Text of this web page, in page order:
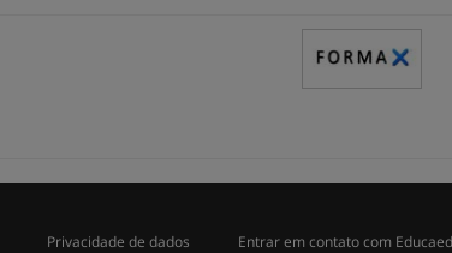
Privacidade de dados Entrar em contato com